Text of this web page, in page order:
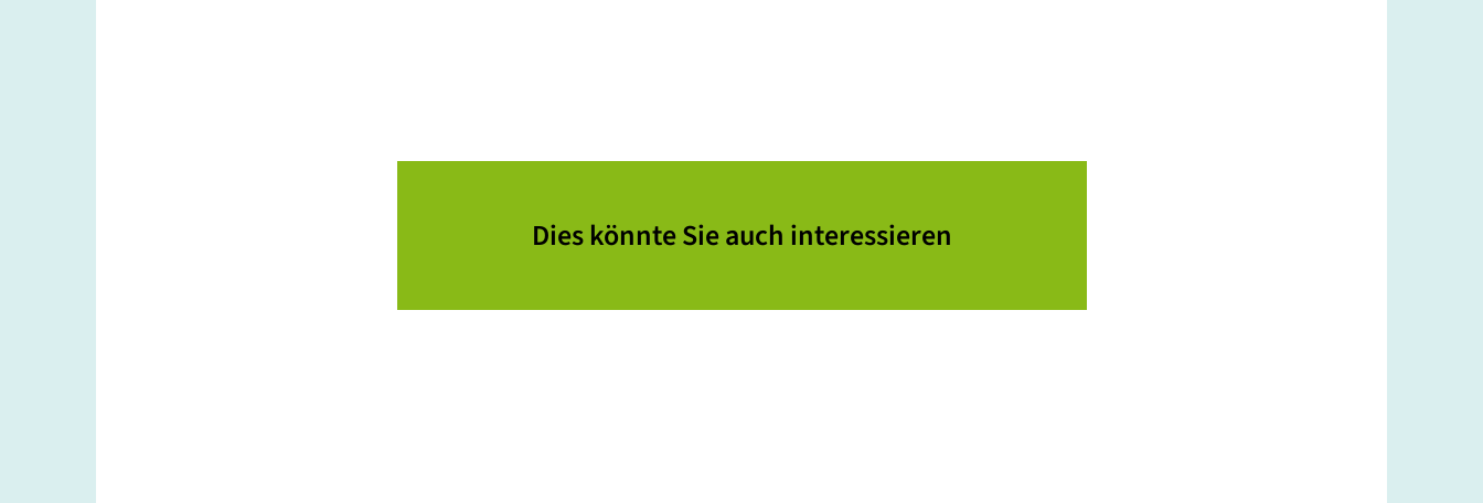
Dies könnte Sie auch interessieren